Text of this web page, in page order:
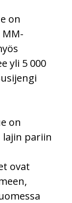
on
yli 5 000
on
pariin
ovat